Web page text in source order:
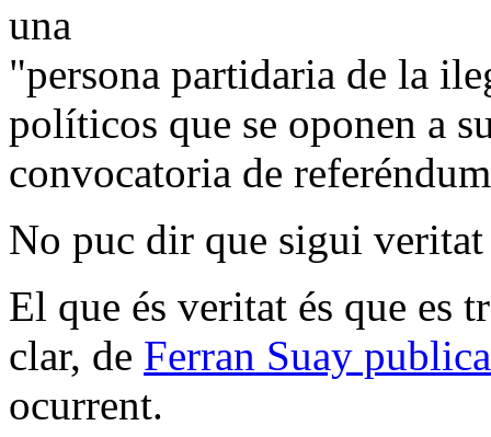
una
"persona partidaria de la
políticos que se oponen a
convocatoria de
No puc dir que sigui
El que és veritat és que es
clar, de Ferran Suay
ocurrent.